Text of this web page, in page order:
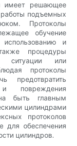
имеет решающее
подъемных
Протоколы
обучение
использованию и
процедуры
ситуации или
протоколы
предотвратить
повреждения
быть главным
цилиндрами
протоколов
для обеспечения
цилиндров.